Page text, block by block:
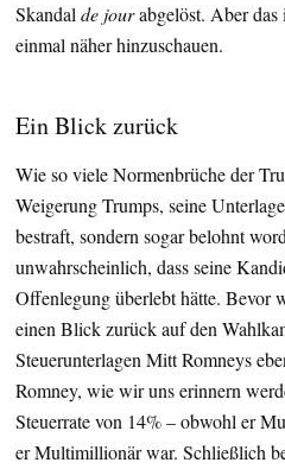
Skandal de jourabgelöst. Aber
einmal näher hinzuschauen.
Ein Blick zurück
Wie so viele Normenbrüche der
Weigerung Trumps, seine
bestraft, sondern sogar belohnt
unwahrscheinlich, dass seine
Offenlegung überlebt hätte. Bevor
einen Blick zurück auf den
Steuerunterlagen Mitt Romneys
Romney, wie wir uns erinnern
Steuerrate von 14% – obwohl er
er Multimillionär war. Schließlich